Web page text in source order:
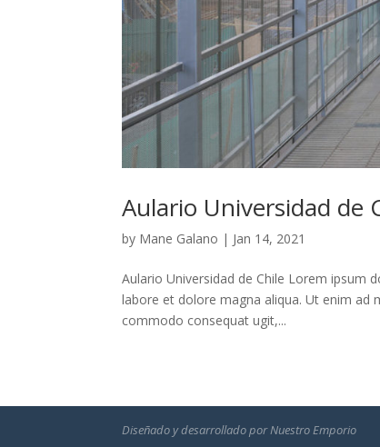
Aulario Universidad de
by Mane Galano | Jan 14, 2021
Aulario Universidad de Chile Lorem ipsum
labore et dolore magna aliqua. Ut enim ad
commodo consequat ugit,...
Diseñado y desarrollado porNuestro Emporio